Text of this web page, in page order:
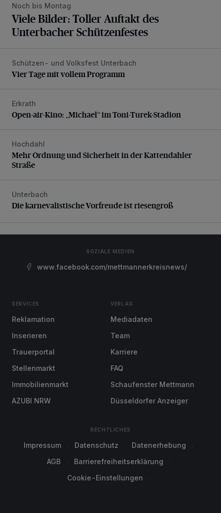
Noch bis Montag
Viele Bilder: Toller Auftakt des
Unterbacher Schützenfestes
Vier Tage mit vollem Programm
Schützen- und Volksfest Unterbach
Vier Tage mit vollem Programm
Open-air-Kino: „Michael“ im Toni-Turek-Stadion
Erkrath
Open-air-Kino: „Michael“ im Toni-Turek-Stadion
Mehr Ordnung und Sicherheit in der Kattendahler Straße
Hochdahl
Mehr Ordnung und Sicherheit in der Kattendahler
Straße
Die karnevalistische Vorfreude ist riesengroß
Unterbach
Die karnevalistische Vorfreude ist riesengroß
SOZIALE MEDIEN
www.facebook.com/mettmannerkreisnews/
SERVICES
Reklamation
Inserieren
Trauerportal
Stellenmarkt
Immobilienmarkt
AZUBI NRW
VERLAG
Mediadaten
Team
Karriere
FAQ
Schaufenster Mettmann
Düsseldorfer Anzeiger
RECHTLICHES
Impressum Datenschutz
Datenerhebung
AGB
Barrierefreiheitserklärung
Cookie-Einstellungen